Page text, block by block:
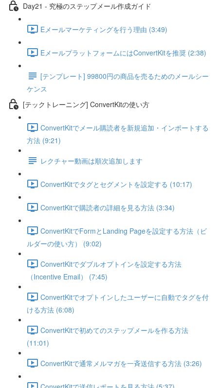
Day21 - 究極のステップメール作成ガイド
Eメールマーケティングを行う理由 (3:49)
EメールプラットフォームにはConvertKitを推奨 (2:38)
[テンプレート] 99800円の商品を売るためのメールシー
ケンス
[テックトレーニング] ConvertKitの使い方
ConvertKitでメール購読者を新規追加・インポートする
方法 (9:21)
レクチャー動画は順次追加します
ConvertKitでタグとセグメントを設定する (10:17)
ConvertKitで購読者の詳細を見る方法 (3:34)
ConvertKitでFormとLanding Pageを設定する方法（ビ
ルダーの使い方） (9:02)
ConvertKitでダブルオプトインを設定する方法
（Incentive Email） (7:45)
ConvertKitでオプトインしたユーザーに自動でタグを付
ける方法 (6:08)
ConvertKitで初めてのステップメールを作る方法
(11:01)
ConvertKitで通常メルマガを一斉送信する方法 (3:26)